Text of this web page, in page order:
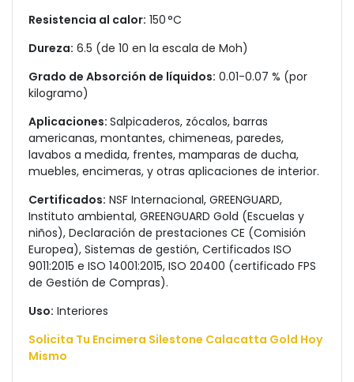
Resistencia al calor: 150 °C
Dureza: 6.5 (de 10 en la escala de Moh)
Grado de Absorción de líquidos: 0.01-0.07 % (por
kilogramo)
Aplicaciones: Salpicaderos, zócalos, barras
americanas, montantes, chimeneas, paredes,
lavabos a medida, frentes, mamparas de ducha,
muebles, encimeras, y otras aplicaciones de interior.
Certificados: NSF Internacional, GREENGUARD,
Instituto ambiental, GREENGUARD Gold (Escuelas y
niños), Declaración de prestaciones CE (Comisión
Europea), Sistemas de gestión, Certificados ISO
9011:2015 e ISO 14001:2015, ISO 20400 (certificado FPS
de Gestión de Compras).
Uso: Interiores
Solicita Tu Encimera Silestone Calacatta Gold Hoy
Mismo